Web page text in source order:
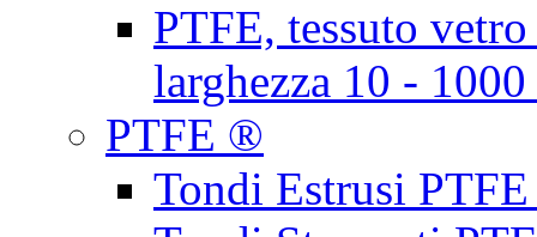
PTFE, tessuto
larghezza 10 -
PTFE ®
Tondi Estrusi